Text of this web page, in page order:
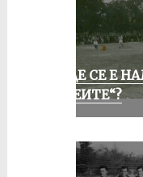
КЪДЕ СЕ Е
„АЛЕИТЕ“?